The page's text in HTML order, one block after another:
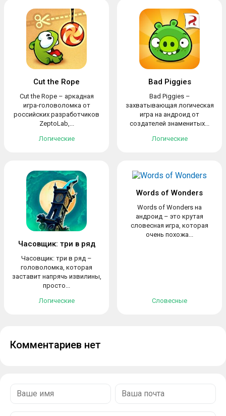
Cut the Rope
Cut the Rope – аркадная
игра-головоломка от
российских разработчиков
ZeptoLab,...
Логические
Bad Piggies
Bad Piggies –
захватывающая логическая
игра на андроид от
создателей знаменитых...
Логические
Часовщик: три в ряд
Часовщик: три в ряд –
головоломка, которая
заставит напрячь извилины,
просто...
Логические
Words of Wonders
Words of Wonders на
андроид – это крутая
словесная игра, которая
очень похожа...
Словесные
Комментариев нет